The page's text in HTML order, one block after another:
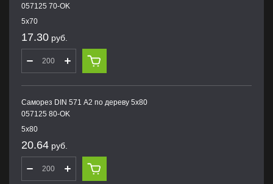
057125 70-OK
5х70
17.30 руб.
Саморез DIN 571 А2 по дереву 5х80
057125 80-OK
5х80
20.64 руб.